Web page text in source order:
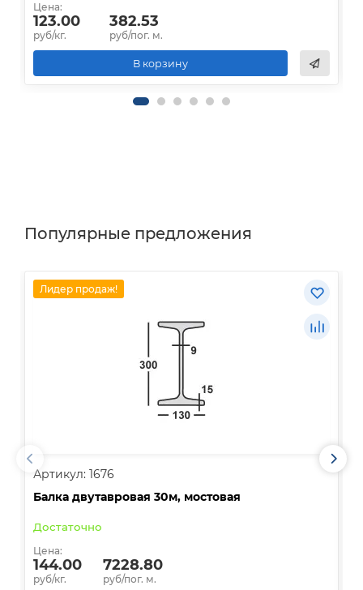
Цена:
123.00
руб/кг.
382.53
руб/пог. м.
В корзину
Популярные предложения
Лидер продаж!
Артикул: 1676
Балка двутавровая 30м, мостовая
Достаточно
Цена:
144.00
руб/кг.
7228.80
руб/пог. м.